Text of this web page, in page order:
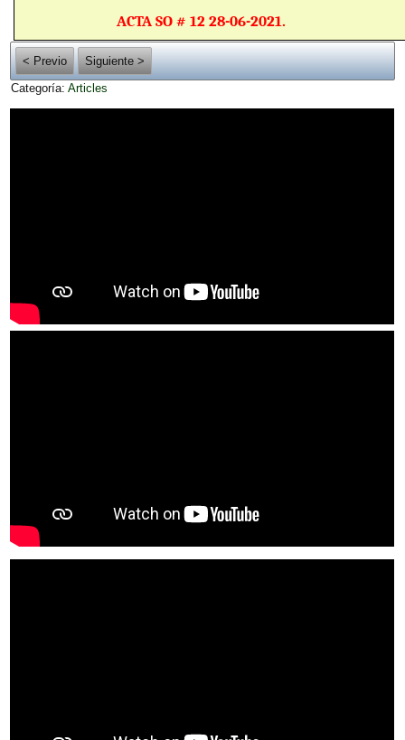
ACTA SO # 12 28-06-2021.
< Previo
Siguiente >
Categoría:Articles